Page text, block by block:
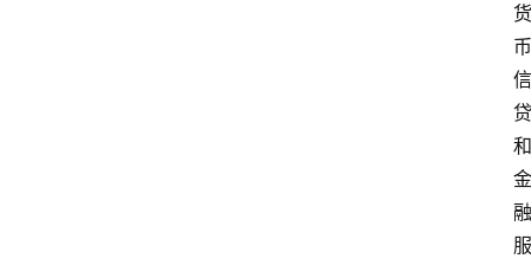
货
币
信
贷
和
金
融
服